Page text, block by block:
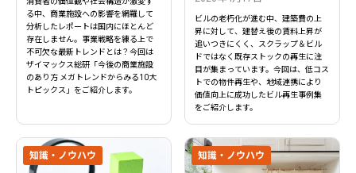
る中、商業施設への影響を網羅して
分析したレポートは国内にほとんど
存在しません。事業戦略を練る上で
不可欠な最新トレンドとは？今回は
ザイマックス総研「今後の商業施設
のあり方 メガトレンドからみる10大
トピックス」をご紹介します。
ビルの老朽化が進む中、建築費の上
昇に対して、建替え後の賃料上昇が
追いつきにくく、スクラップ＆ビル
ドではなく既存ストックの再生に注
目が集まっています。今回は、低コス
トでの物件再生や、地域連携により
価値向上に成功したビル再生事例集
をご紹介します。
知識・ノウハウ 知識・ノウハウ